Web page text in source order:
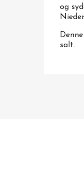
og
salt.